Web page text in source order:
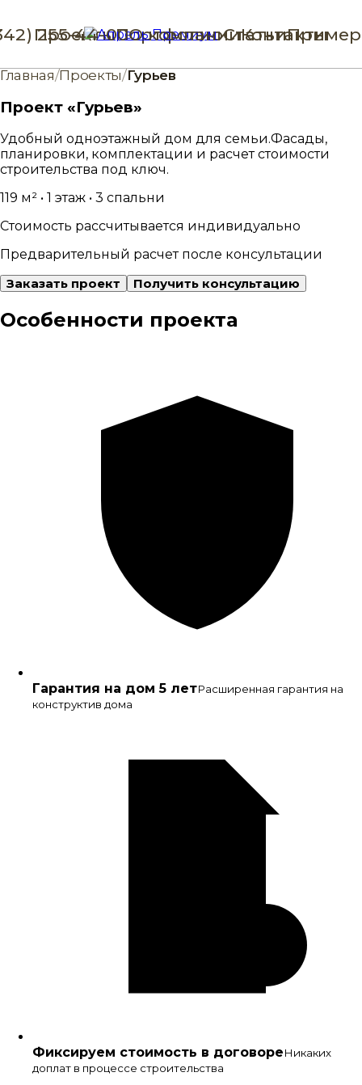
ПроектыПортфолиоСтатьиПример
255-44-00О компанииКонтакты
Главная/Проекты/Гурьев
Проект «Гурьев»
Удобный одноэтажный дом для семьи.Фасады,
планировки, комплектации и расчет стоимости
строительства под ключ.
119 м² • 1 этаж • 3 спальни
Стоимость рассчитывается индивидуально
Предварительный расчет после консультации
Заказать проект
Получить консультацию
Особенности проекта
Гарантия на дом 5 летРасширенная гарантия на
конструктив дома
Фиксируем стоимость в договореНикаких
доплат в процессе строительства